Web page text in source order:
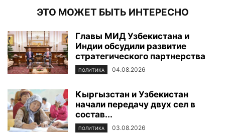
ЭТО МОЖЕТ БЫТЬ ИНТЕРЕСНО
Главы МИД Узбекистана и
Индии обсудили развитие
стратегического партнерства
ПОЛИТИКА 04.08.2026
Кыргызстан и Узбекистан
начали передачу двух сел в
состав...
ПОЛИТИКА 03.08.2026